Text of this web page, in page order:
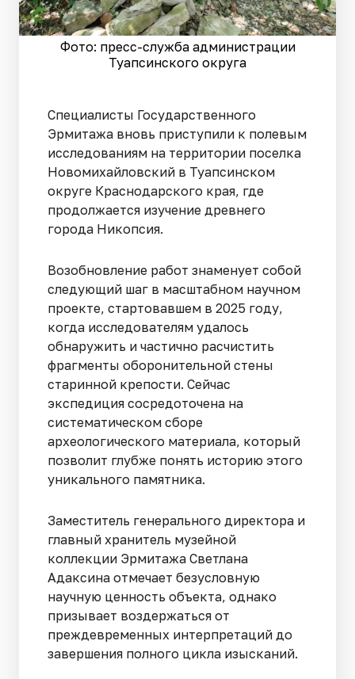
Фото: пресс-служба администрации
Туапсинского округа
Специалисты Государственного
Эрмитажа вновь приступили к полевым
исследованиям на территории поселка
Новомихайловский в Туапсинском
округе Краснодарского края, где
продолжается изучение древнего
города Никопсия.
Возобновление работ знаменует собой
следующий шаг в масштабном научном
проекте, стартовавшем в 2025 году,
когда исследователям удалось
обнаружить и частично расчистить
фрагменты оборонительной стены
старинной крепости. Сейчас
экспедиция сосредоточена на
систематическом сборе
археологического материала, который
позволит глубже понять историю этого
уникального памятника.
Заместитель генерального директора и
главный хранитель музейной
коллекции Эрмитажа Светлана
Адаксина отмечает безусловную
научную ценность объекта, однако
призывает воздержаться от
преждевременных интерпретаций до
завершения полного цикла изысканий.